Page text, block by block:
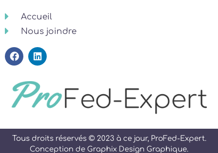
Accueil
Nous joindre
Tous droits réservés © 2023 à ce jour, ProFed-Expert.
Conception de Graphix Design Graphique.